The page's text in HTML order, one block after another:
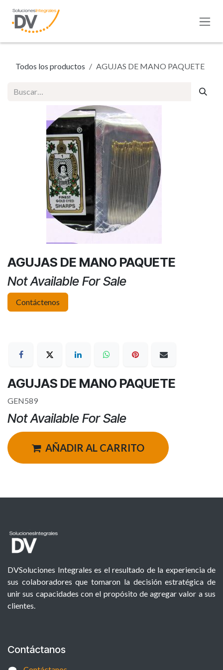
Todos los productos AGUJAS DE MANO PAQUETE
AGUJAS DE MANO PAQUETE
Not Available For Sale
Contáctenos
AGUJAS DE MANO PAQUETE
GEN589
Not Available For Sale
AÑADIR AL CARRITO
DVSoluciones Integrales es el resultado de la experiencia de
sus colaboradores que tomaron la decisión estratégica de
unir sus capacidades con el propósito de agregar valor a sus
clientes.
Contáctanos